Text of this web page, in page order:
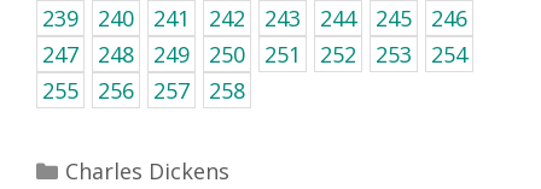
239
240 241 242 243 244 245
246
247
248 249 250 251 252 253
254
255
256 257 258
Kategorien
Charles Dickens